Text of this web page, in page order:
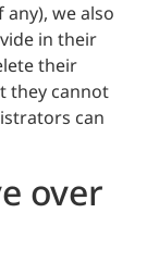
we also
in their
their
they cannot
can
over